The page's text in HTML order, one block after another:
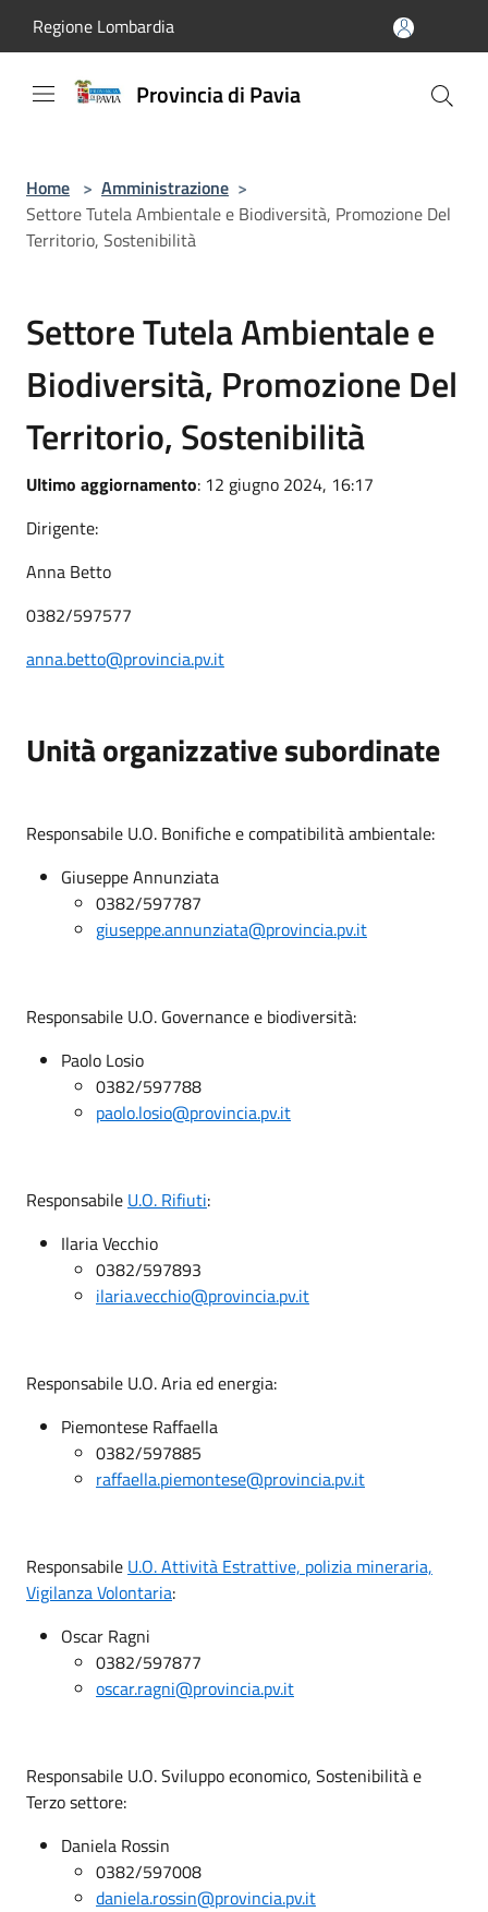
Regione Lombardia
Provincia di Pavia
Home > Amministrazione >
Settore Tutela Ambientale e Biodiversità, Promozione Del
Territorio, Sostenibilità
Settore Tutela Ambientale e
Biodiversità, Promozione Del
Territorio, Sostenibilità
Ultimo aggiornamento: 12 giugno 2024, 16:17
Dirigente:
Anna Betto
0382/597577
anna.betto@provincia.pv.it
Unità organizzative subordinate
Responsabile U.O. Bonifiche e compatibilità ambientale:
Giuseppe Annunziata
0382/597787
giuseppe.annunziata@provincia.pv.it
Responsabile U.O. Governance e biodiversità:
Paolo Losio
0382/597788
paolo.losio@provincia.pv.it
Responsabile U.O. Rifiuti:
Ilaria Vecchio
0382/597893
ilaria.vecchio@provincia.pv.it
Responsabile U.O. Aria ed energia:
Piemontese Raffaella
0382/597885
raffaella.piemontese@provincia.pv.it
Responsabile U.O. Attività Estrattive, polizia mineraria,
Vigilanza Volontaria:
Oscar Ragni
0382/597877
oscar.ragni@provincia.pv.it
Responsabile U.O. Sviluppo economico, Sostenibilità e
Terzo settore:
Daniela Rossin
0382/597008
daniela.rossin@provincia.pv.it